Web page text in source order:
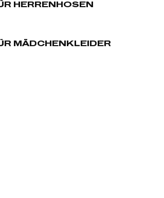
HERRENHOSEN
MÄDCHENKLEIDER